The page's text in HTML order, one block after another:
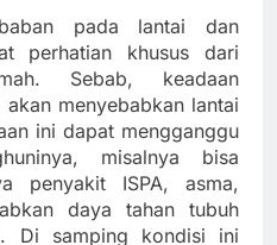
pada lantai dan
perhatian khusus dari
Sebab, keadaan
menyebabkan lantai
ini dapat mengganggu
misalnya bisa
penyakit ISPA, asma,
daya tahan tubuh
Di samping kondisi ini